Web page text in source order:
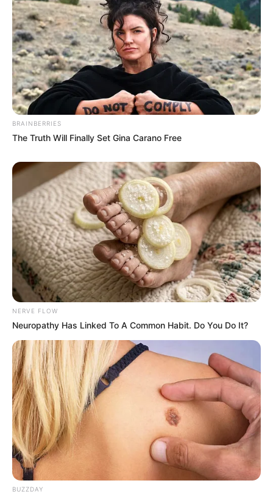
BRAINBERRIES
The Truth Will Finally Set Gina Carano Free
NERVE FLOW
Neuropathy Has Linked To A Common Habit. Do You Do It?
BUZZDAY